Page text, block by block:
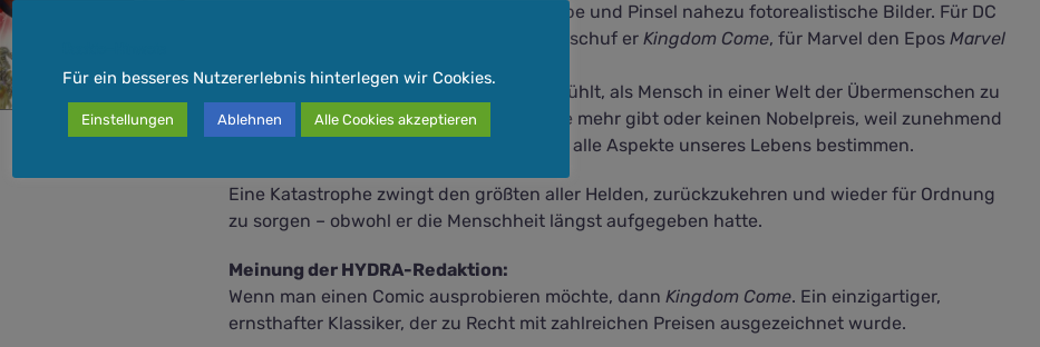
Der Zeichner Alex Ross erschafft mit Farbe und Pinsel nahezu fotorealistische Bilder. Für DC
Comics, die Welt von Superman und Co., schuf er Kingdom Come, für Marvel den Epos Marvel
Der Band stellt die Frage, wie es sich anfühlt, als Mensch in einer Welt der Übermenschen zu
leben. Wenn es keine Olympischen Spiele mehr gibt oder keinen Nobelpreis, weil zunehmend
außer Kontrolle geratene Übermenschen alle Aspekte unseres Lebens bestimmen.
Eine Katastrophe zwingt den größten aller Helden, zurückzukehren und wieder für Ordnung
zu sorgen – obwohl er die Menschheit längst aufgegeben hatte.
Meinung der HYDRA-Redaktion:
Wenn man einen Comic ausprobieren möchte, dann Kingdom Come. Ein einzigartiger,
ernsthafter Klassiker, der zu Recht mit zahlreichen Preisen ausgezeichnet wurde.
Für ein besseres Nutzererlebnis hinterlegen wir Cookies.
Einstellungen Ablehnen Alle Cookies akzeptieren